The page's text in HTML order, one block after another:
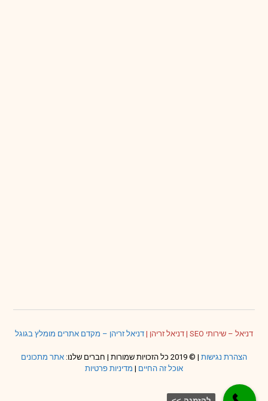
דניאל – שירותי SEO | דניאל זריהן | דניאל זריהן – מקדם אתרים מומלץ בגוגל
הצהרת נגישות | © 2019 כל הזכויות שמורות | חברים שלנו:
אתר מתכונים
אוכל זה החיים | מדיניות פרטיות